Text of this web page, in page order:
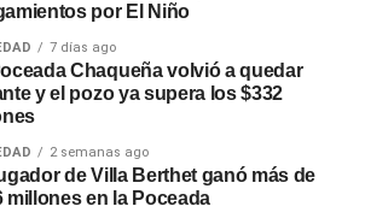
por El Niño
7 días ago
Chaqueña volvió a quedar
y el pozo ya supera los $332
2 semanas ago
de Villa Berthet ganó más de
millones en la Poceada